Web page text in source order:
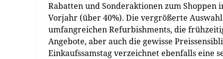
Rabatten und Sonderaktionen zum
Vorjahr (über 40%). Die vergrößerte
umfangreichen Refurbishments, die
Angebote, aber auch die gewisse
Einkaufssamstag verzeichnet ebenfalls eine